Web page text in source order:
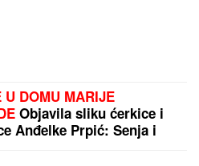
U DOMU MARIJE
Objavila sliku ćerkice i
Anđelke Prpić: Senja i